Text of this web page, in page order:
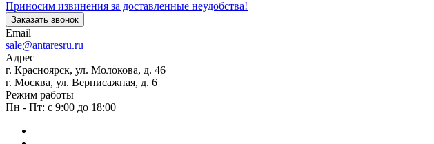
Приносим извинения за доставленные неудобства!
Заказать звонок
Email
sale@antaresru.ru
Адрес
г. Красноярск, ул. Молокова, д. 46
г. Москва, ул. Вернисажная, д. 6
Режим работы
Пн - Пт: с 9:00 до 18:00